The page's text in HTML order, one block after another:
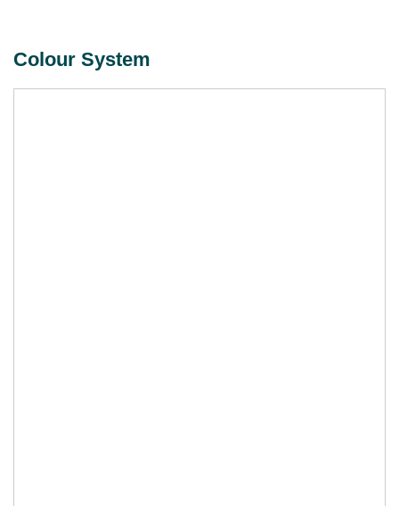
Colour System